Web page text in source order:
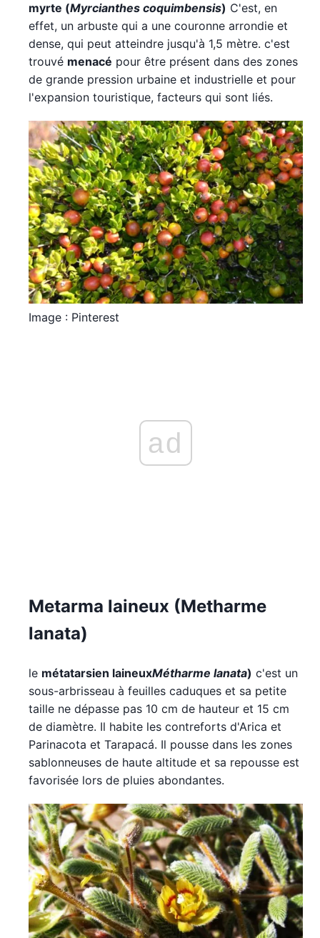
myrte (Myrcianthes coquimbensis) C'est, en
effet, un arbuste qui a une couronne arrondie et
dense, qui peut atteindre jusqu'à 1,5 mètre. c'est
trouvé menacé pour être présent dans des zones
de grande pression urbaine et industrielle et pour
l'expansion touristique, facteurs qui sont liés.
Image : Pinterest
ad
Metarma laineux (Metharme
lanata)
le métatarsien laineuxMétharme lanata) c'est un
sous-arbrisseau à feuilles caduques et sa petite
taille ne dépasse pas 10 cm de hauteur et 15 cm
de diamètre. Il habite les contreforts d'Arica et
Parinacota et Tarapacá. Il pousse dans les zones
sablonneuses de haute altitude et sa repousse est
favorisée lors de pluies abondantes.